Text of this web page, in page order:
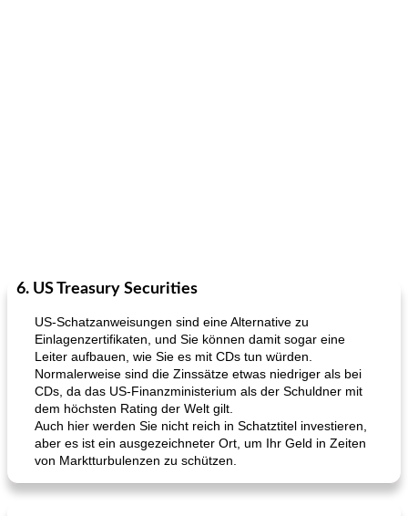
6. US Treasury Securities
US-Schatzanweisungen sind eine Alternative zu
Einlagenzertifikaten, und Sie können damit sogar eine
Leiter aufbauen, wie Sie es mit CDs tun würden.
Normalerweise sind die Zinssätze etwas niedriger als bei
CDs, da das US-Finanzministerium als der Schuldner mit
dem höchsten Rating der Welt gilt.
Auch hier werden Sie nicht reich in Schatztitel investieren,
aber es ist ein ausgezeichneter Ort, um Ihr Geld in Zeiten
von Marktturbulenzen zu schützen.